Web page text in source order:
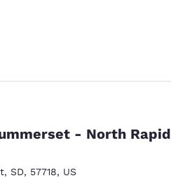
- North Rapid
, SD, 57718, US